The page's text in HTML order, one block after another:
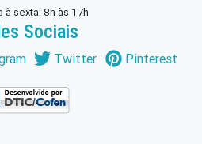
à sexta: 8h às 17h
Sociais
Twitter Pinterest